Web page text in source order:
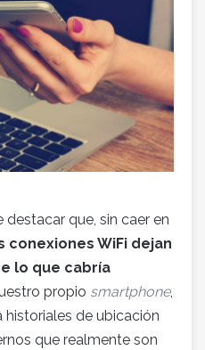
que, sin caer en
conexiones WiFi dejan
lo que cabría
propio smartphone,
de ubicación
que realmente son